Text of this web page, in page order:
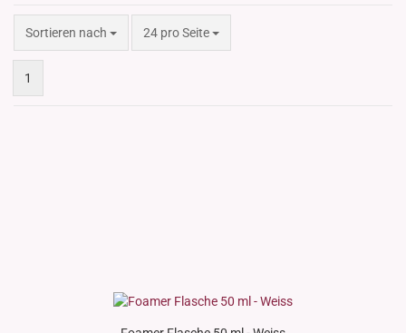
Sortieren nach
Sortieren nach 24 pro Seite
pro Seite
1